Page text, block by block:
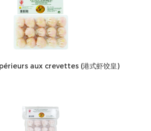
aux crevettes (港式虾饺皇)